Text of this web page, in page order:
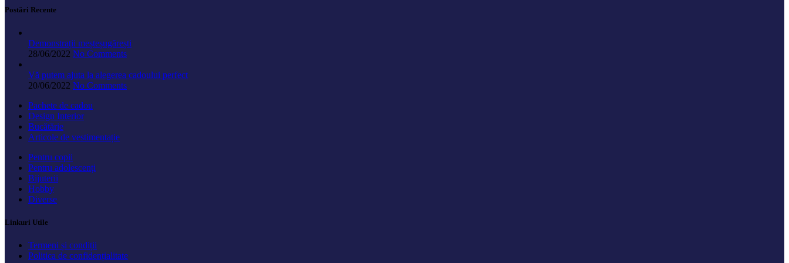
Postări Recente
Demonstrații meșteșugărești
28/06/2022 No Comments
Vă putem ajuta la alegerea cadoului perfect
20/06/2022 No Comments
Pachete de cadou
Design Interior
Bucătărie
Articole de vestimentație
Pentru copii
Pentru adolescenți
Bijuterii
Hobby
Diverse
Linkuri Utile
Termeni și condiții
Politica de confidențialitate